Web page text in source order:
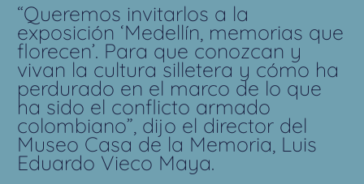
“Queremos invitarlos a la
exposición ‘Medellín, memorias que
florecen’. Para que conozcan y
vivan la cultura silletera y cómo ha
perdurado en el marco de lo que
ha sido el conflicto armado
colombiano”, dijo el director del
Museo Casa de la Memoria, Luis
Eduardo Vieco Maya.